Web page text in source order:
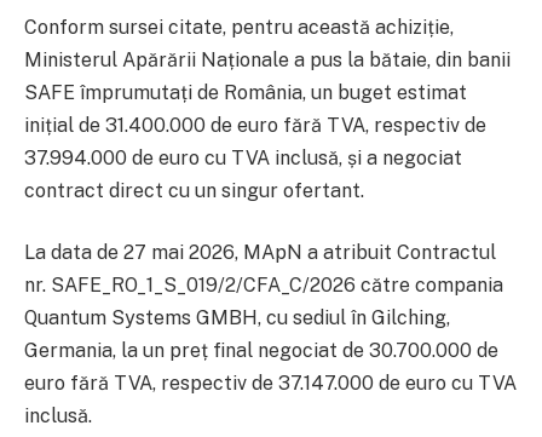
Conform sursei citate, pentru această achiziție,
Ministerul Apărării Naționale a pus la bătaie, din banii
SAFE împrumutați de România, un buget estimat
inițial de 31.400.000 de euro fără TVA, respectiv de
37.994.000 de euro cu TVA inclusă, și a negociat
contract direct cu un singur ofertant.
La data de 27 mai 2026, MApN a atribuit Contractul
nr. SAFE_RO_1_S_019/2/CFA_C/2026 către compania
Quantum Systems GMBH, cu sediul în Gilching,
Germania, la un preț final negociat de 30.700.000 de
euro fără TVA, respectiv de 37.147.000 de euro cu TVA
inclusă.